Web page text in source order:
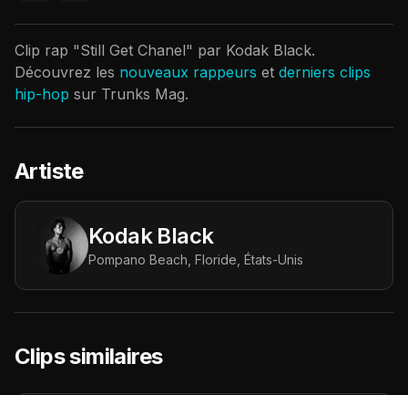
Clip rap "Still Get Chanel" par Kodak Black.
Découvrez les nouveaux rappeurs et derniers clips
hip-hop sur Trunks Mag.
Artiste
Kodak Black
Pompano Beach, Floride, États-Unis
Clips similaires